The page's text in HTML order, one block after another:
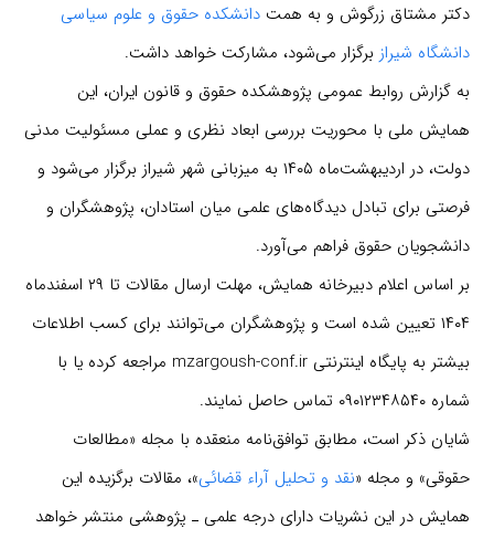
دکتر مشتاق زرگوش و به همت دانشکده حقوق و علوم سیاسی
دانشگاه شیراز برگزار می‌شود، مشارکت خواهد داشت.
به گزارش روابط عمومی پژوهشکده حقوق و قانون ایران، این
همایش ملی با محوریت بررسی ابعاد نظری و عملی مسئولیت مدنی
دولت، در اردیبهشت‌ماه ۱۴۰۵ به میزبانی شهر شیراز برگزار می‌شود و
فرصتی برای تبادل دیدگاه‌های علمی میان استادان، پژوهشگران و
دانشجویان حقوق فراهم می‌آورد.
بر اساس اعلام دبیرخانه همایش، مهلت ارسال مقالات تا ۲۹ اسفندماه
۱۴۰۴ تعیین شده است و پژوهشگران می‌توانند برای کسب اطلاعات
بیشتر به پایگاه اینترنتی mzargoush-conf.ir مراجعه کرده یا با
شماره ۰۹۰۱۲۳۴۸۵۴۰ تماس حاصل نمایند.
شایان ذکر است، مطابق توافق‌نامه منعقده با مجله «مطالعات
حقوقی» و مجله «نقد و تحلیل آراء قضائی»، مقالات برگزیده این
همایش در این نشریات دارای درجه علمی ـ پژوهشی منتشر خواهد